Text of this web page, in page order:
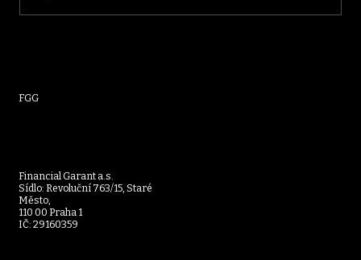
FGG
Financial Garant a.s.
Sídlo: Revoluční 763/15, Staré
Město,
110 00 Praha 1
IČ: 29160359